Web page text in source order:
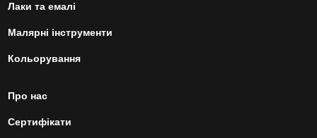
Лаки та емалі
Малярні інструменти
Кольорування
Про нас
Сертифікати